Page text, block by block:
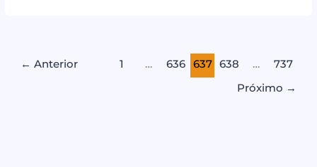
← Anterior 1 … 636 637 638 …
737
Próximo →